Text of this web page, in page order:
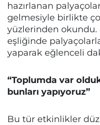
hazırlanan
gelmesiyle birlikte
yüzlerinden okundu.
eşliğinde
yaparak eğlenceli
“Toplumda var
bunları yapıyoruz”
Bu tür etkinlikler